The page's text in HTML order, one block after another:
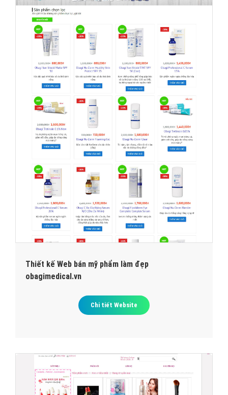
Thiết kế Web bán mỹ phẩm làm đẹp
obagimedical.vn
Chi tiết Website